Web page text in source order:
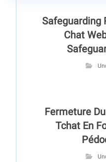
Safeguarding
Chat
Fermeture
Tchat En